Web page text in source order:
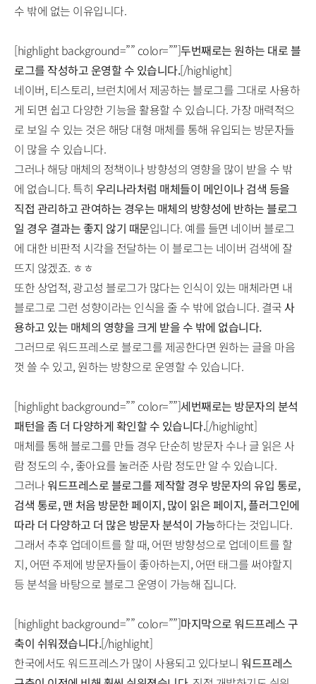
수 밖에 없는 이유입니다.
[highlight background=”” color=””]두번째로는 원하는 대로 블
로그를 작성하고 운영할 수 있습니다.[/highlight]
네이버, 티스토리, 브런치에서 제공하는 블로그를 그대로 사용하
게 되면 쉽고 다양한 기능을 활용할 수 있습니다. 가장 매력적으
로 보일 수 있는 것은 해당 대형 매체를 통해 유입되는 방문자들
이 많을 수 있습니다.
그러나 해당 매체의 정책이나 방향성의 영향을 많이 받을 수 밖
에 없습니다. 특히 우리나라처럼 매체들이 메인이나 검색 등을
직접 관리하고 관여하는 경우는 매체의 방향성에 반하는 블로그
일 경우 결과는 좋지 않기 때문입니다. 예를 들면 네이버 블로그
에 대한 비판적 시각을 전달하는 이 블로그는 네이버 검색에 잘
뜨지 않겠죠. ㅎㅎ
또한 상업적, 광고성 블로그가 많다는 인식이 있는 매체라면 내
블로그로 그런 성향이라는 인식을 줄 수 밖에 없습니다. 결국사
용하고 있는 매체의 영향을 크게 받을 수 밖에 없습니다.
그러므로 워드프레스로 블로그를 제공한다면 원하는 글을 마음
껏 쓸 수 있고, 원하는 방향으로 운영할 수 있습니다.
[highlight background=”” color=””]세번째로는 방문자의 분석
패턴을 좀 더 다양하게 확인할 수 있습니다.[/highlight]
매체를 통해 블로그를 만들 경우 단순히 방문자 수나 글 읽은 사
람 정도의 수, 좋아요를 눌러준 사람 정도만 알 수 있습니다.
그러나워드프레스로 블로그를 제작할 경우 방문자의 유입 통로,
검색 통로, 맨 처음 방문한 페이지, 많이 읽은 페이지, 플러그인에
따라 더 다양하고 더 많은 방문자 분석이 가능하다는 것입니다.
그래서 추후 업데이트를 할 때, 어떤 방향성으로 업데이트를 할
지, 어떤 주제에 방문자들이 좋아하는지, 어떤 태그를 써야할지
등 분석을 바탕으로 블로그 운영이 가능해 집니다.
[highlight background=”” color=””]마지막으로 워드프레스 구
축이 쉬워졌습니다.[/highlight]
한국에서도 워드프레스가 많이 사용되고 있다보니 워드프레스